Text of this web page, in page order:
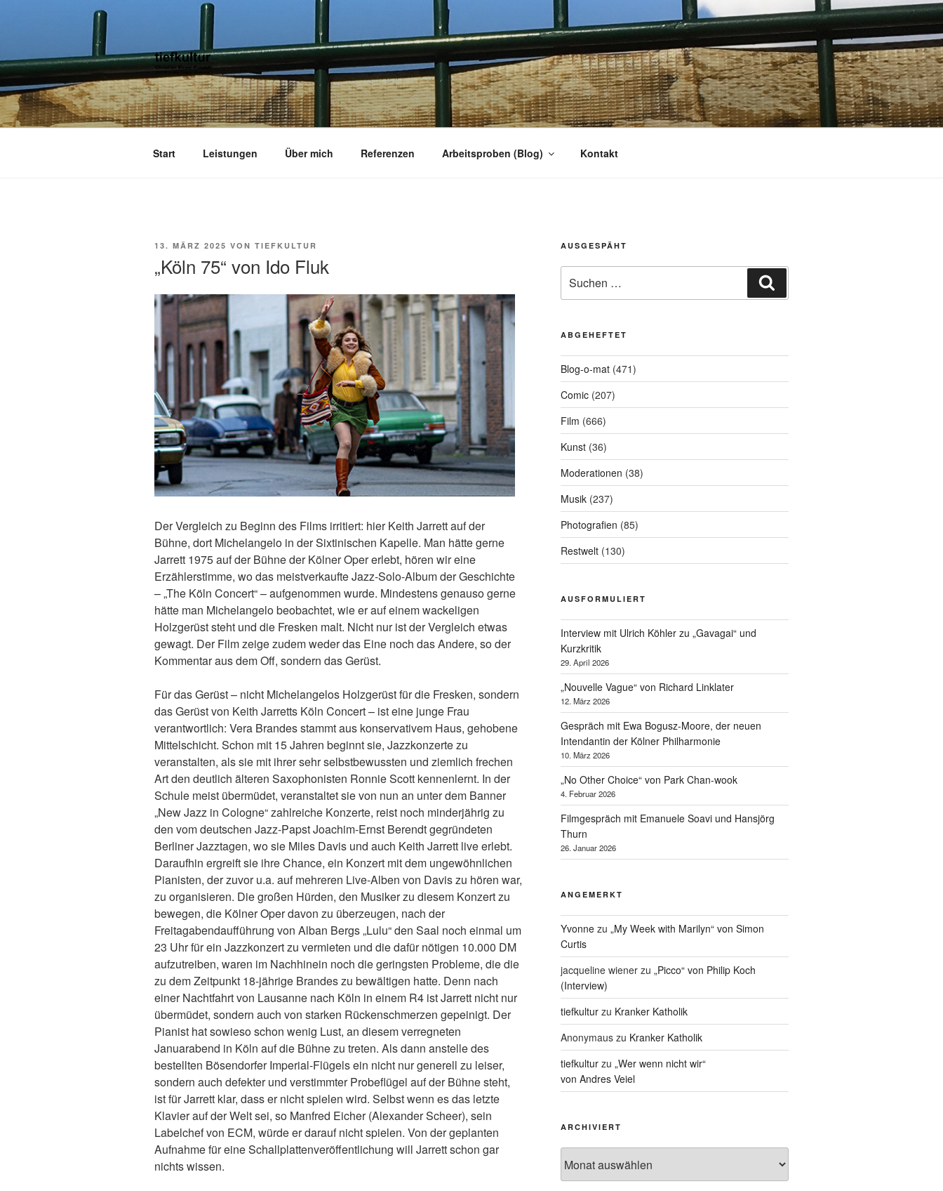
TIEFKULTUR
kulturjournalist kurator moderator
Start Leistungen Über mich Referenzen Arbeitsproben (Blog) Kontakt
VERÖFFENTLICHT
13. MÄRZ 2025 VON TIEFKULTUR
„Köln 75“ von Ido Fluk
Der Vergleich zu Beginn des Films irritiert: hier Keith Jarrett auf der
Bühne, dort Michelangelo in der Sixtinischen Kapelle. Man hätte gerne
Jarrett 1975 auf der Bühne der Kölner Oper erlebt, hören wir eine
Erzählerstimme, wo das meistverkaufte Jazz-Solo-Album der Geschichte
– „The Köln Concert“ – aufgenommen wurde. Mindestens genauso gerne
hätte man Michelangelo beobachtet, wie er auf einem wackeligen
Holzgerüst steht und die Fresken malt. Nicht nur ist der Vergleich etwas
gewagt. Der Film zeige zudem weder das Eine noch das Andere, so der
Kommentar aus dem Off, sondern das Gerüst.
Für das Gerüst – nicht Michelangelos Holzgerüst für die Fresken, sondern
das Gerüst von Keith Jarretts Köln Concert – ist eine junge Frau
verantwortlich: Vera Brandes stammt aus konservativem Haus, gehobene
Mittelschicht. Schon mit 15 Jahren beginnt sie, Jazzkonzerte zu
veranstalten, als sie mit ihrer sehr selbstbewussten und ziemlich frechen
Art den deutlich älteren Saxophonisten Ronnie Scott kennenlernt. In der
Schule meist übermüdet, veranstaltet sie von nun an unter dem Banner
„New Jazz in Cologne“ zahlreiche Konzerte, reist noch minderjährig zu
den vom deutschen Jazz-Papst Joachim-Ernst Berendt gegründeten
Berliner Jazztagen, wo sie Miles Davis und auch Keith Jarrett live erlebt.
Daraufhin ergreift sie ihre Chance, ein Konzert mit dem ungewöhnlichen
Pianisten, der zuvor u.a. auf mehreren Live-Alben von Davis zu hören war,
zu organisieren. Die großen Hürden, den Musiker zu diesem Konzert zu
bewegen, die Kölner Oper davon zu überzeugen, nach der
Freitagabendaufführung von Alban Bergs „Lulu“ den Saal noch einmal um
23 Uhr für ein Jazzkonzert zu vermieten und die dafür nötigen 10.000 DM
aufzutreiben, waren im Nachhinein noch die geringsten Probleme, die die
zu dem Zeitpunkt 18-jährige Brandes zu bewältigen hatte. Denn nach
einer Nachtfahrt von Lausanne nach Köln in einem R4 ist Jarrett nicht nur
übermüdet, sondern auch von starken Rückenschmerzen gepeinigt. Der
Pianist hat sowieso schon wenig Lust, an diesem verregneten
Januarabend in Köln auf die Bühne zu treten. Als dann anstelle des
bestellten Bösendorfer Imperial-Flügels ein nicht nur generell zu leiser,
sondern auch defekter und verstimmter Probeflügel auf der Bühne steht,
ist für Jarrett klar, dass er nicht spielen wird. Selbst wenn es das letzte
Klavier auf der Welt sei, so Manfred Eicher (Alexander Scheer), sein
Labelchef von ECM, würde er darauf nicht spielen. Von der geplanten
Aufnahme für eine Schallplattenveröffentlichung will Jarrett schon gar
nichts wissen.
AUSGESPÄHT
nach:
ABGEHEFTET
Blog-o-mat(471)
Comic(207)
Film (666)
Kunst(36)
Moderationen (38)
Musik(237)
Photografien (85)
Restwelt(130)
AUSFORMULIERT
Interview mit Ulrich Köhler zu „Gavagai“ und
Kurzkritik
29. April 2026
„Nouvelle Vague“ von Richard Linklater
12. März 2026
Gespräch mit Ewa Bogusz-Moore, der neuen
Intendantin der Kölner Philharmonie
10. März 2026
„No Other Choice“ von Park Chan-wook
4. Februar 2026
Filmgespräch mit Emanuele Soavi und Hansjörg
Thurn
26. Januar 2026
ANGEMERKT
Yvonnezu „My Week with Marilyn“ von Simon
Curtis
jacqueline wienerzu „Picco“ von Philip Koch
(Interview)
tiefkulturzu Kranker Katholik
Anonymauszu Kranker Katholik
tiefkulturzu „Wer wenn nicht wir“
von Andres Veiel
ARCHIVIERT